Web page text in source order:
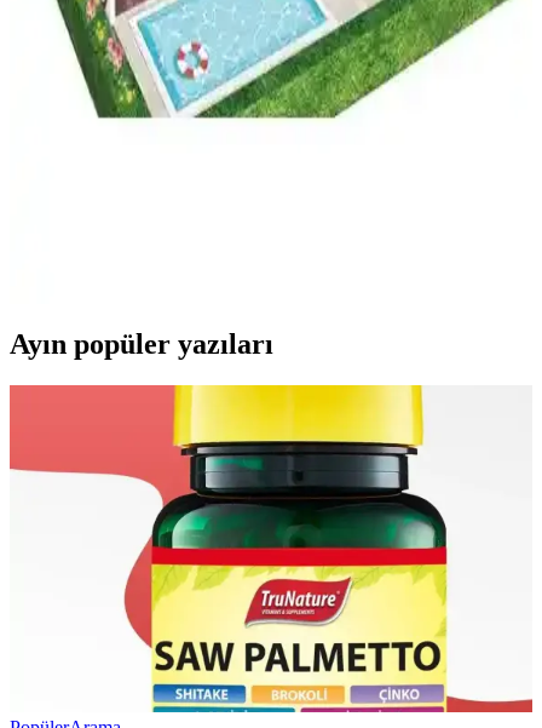
Ahşap Cetvel Riga Gönye Takımı Karşılaştırması
İki farklı ahşap cetvel ve gönye seti, kullanıcıların ihtiyaçlarına
uygun alternatifler sunuyor. Kalite, fiyat ve kullanım kolaylığı
açısından detaylı karşılaştırma içeriyor.
Ayın popüler yazıları